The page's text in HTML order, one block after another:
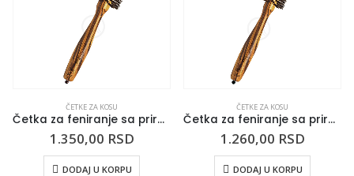
ČETKE ZA KOSU
Četka za feniranje sa prirodnom dlakom ESSENCE 42mm
1.350,00 RSD
DODAJ U KORPU
ČETKE ZA KOSU
Četka za feniranje sa prirodnom dlakom ESSENCE 36mm
1.260,00 RSD
DODAJ U KORPU